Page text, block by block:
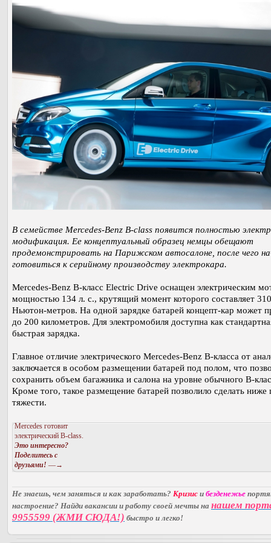
В семействе Mercedes-Benz B-class появится полностью
модификация. Ее концептуальный образец немцы обещают
продемонстрировать на Парижском автосалоне, после чего
готовиться к серийному производству электрокара.
Mercedes-Benz B-класс Electric Drive оснащен электрическим
мощностью 134 л. с., крутящий момент которого составляет 310
Ньютон-метров. На одной зарядке батарей концепт-кар может
до 200 километров. Для электромобиля доступна как
быстрая зарядка.
Главное отличие электрического Mercedes-Benz B-класса от
заключается в особом размещении батарей под полом, что
сохранить объем багажника и салона на уровне обычного B-
Кроме того, такое размещение батарей позволило сделать ниже
тяжести.
Mercedes готовит
электрический B-class.
Это интересно?
Поделитесь с
друзьями! —→
Не знаешь, чем заняться и как заработать? Кризис и безденежье
настроение? Найди вакансии и работу своей мечты на нашем
9955599 (ЖМИ СЮДА!) быстро и легко!